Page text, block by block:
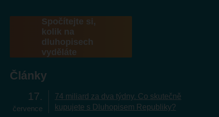
Spočítejte si,
kolik na
dluhopisech
vyděláte
Články
17
července
74 miliard za dva týdny. Co skutečně
kupujete s Dluhopisem Republiky?